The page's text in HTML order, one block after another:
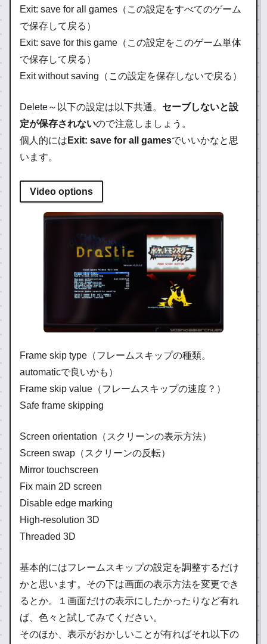
Exit: save for all games（この設定をすべてのゲーム
で保存して戻る）
Exit: save for this game（この設定をこのゲーム単体
で保存して戻る）
Exit without saving（この設定を保存しないで戻る）
Delete～以下の設定は以下共通。 セーブしないと設
定が保存されないので注意しましょう。
個人的には Exit: save for all gamesでいいかなと思
います。
Video options
Frame skip type（フレームスキップの種類。
automaticで良いかも）
Frame skip value（フレームスキップの速度？）
Safe frame skipping
Screen orientation（スクリーンの表示方法）
Screen swap（スクリーンの反転）
Mirror touchscreen
Fix main 2D screen
Disable edge marking
High-resolution 3D
Threaded 3D
基本的にはフレームスキップの設定を調整するだけ
かと思います。その下は画面の表示方法を変更でき
るとか。１画面だけの表示にしたかったりなど有れ
ば、色々と試してみてください。
そのほか、表示がおかしいことが有ればそれ以下の